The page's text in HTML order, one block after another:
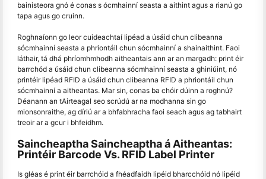
bainisteora gnó é conas s ócmhainní seasta a aithint agus a rianú go
tapa agus go cruinn.
Roghnaíonn go leor cuideachtaí lipéad a úsáid chun clibeanna
sócmhainní seasta a phriontáil chun sócmhainní a shainaithint. Faoi
láthair, tá dhá phríomhmhodh aitheantais ann ar an margadh: print éir
barrchód a úsáid chun clibeanna sócmhainní seasta a ghiniúint, nó
printéir lipéad RFID a úsáid chun clibeanna RFID a phriontáil chun
sócmhainní a aitheantas. Mar sin, conas ba chóir dúinn a roghnú?
Déanann an tAirteagal seo scrúdú ar na modhanna sin go
mionsonraithe, ag díriú ar a bhfabhracha faoi seach agus ag tabhairt
treoir ar a gcur i bhfeidhm.
Saincheaptha Saincheaptha á Aitheantas:
Printéir Barcode Vs. RFID Label Printer
Is gléas é print éir barrchóid a fhéadfaidh lipéid bharcchóid nó lipéid